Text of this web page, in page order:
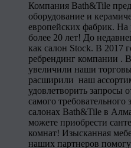
Компания Bath&Tile
оборудование и
европейских фабрик.
более 20 лет! До
как салон Stock. В 2017
ребрендинг компании .
увеличили наши
расширили наш
удовлетворить запросы
самого
салонах Bath&Tile в
можете приобрести
комнат! Изысканная
наших партнеров